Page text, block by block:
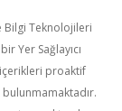
Bilgi Teknolojileri
Yer Sağlayıcı
proaktif